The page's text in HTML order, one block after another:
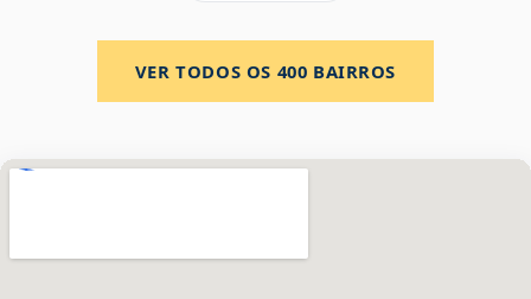
VER TODOS OS 400 BAIRROS